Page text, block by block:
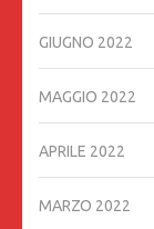
GIUGNO 2022
MAGGIO 2022
APRILE 2022
MARZO 2022